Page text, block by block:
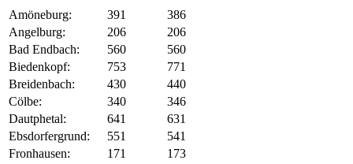
Amöneburg: 391
386
Angelburg:
206
206
Bad Endbach:
560
560
Biedenkopf:
753
771
Breidenbach:
430
440
Cölbe:
340
346
Dautphetal:
641
631
Ebsdorfergrund:
551
541
Fronhausen:
171
173